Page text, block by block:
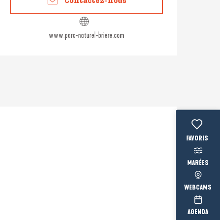
Voir les
MARÉES
WEBCAMS
AGENDA
www.parc-naturel-briere.com